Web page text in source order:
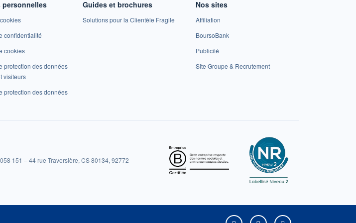
personnelles
confidentialité
cookies
protection des données
visiteurs
protection des données
Guides et brochures
Solutions pour la Clientèle Fragile
Nos sites
Affiliation
BoursoBank
Publicité
Site Groupe & Recrutement
151 – 44 rue Traversière, CS 80134, 92772